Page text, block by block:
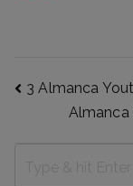
3 Almanca
Almanca